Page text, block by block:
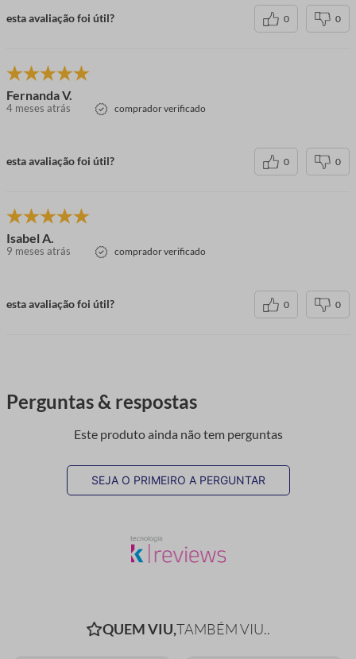
esta avaliação foi útil? 0 0
Fernanda V.
4 meses atrás comprador verificado
esta avaliação foi útil? 0 0
Isabel A.
9 meses atrás comprador verificado
esta avaliação foi útil? 0 0
Perguntas & respostas
Este produto ainda não tem perguntas
SEJA O PRIMEIRO A PERGUNTAR
QUEM VIU,TAMBÉM VIU..